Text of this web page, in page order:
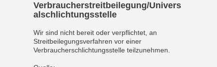
Verbraucherstreitbeilegung/Univers
alschlichtungsstelle
Wir sind nicht bereit oder verpflichtet, an
Streitbeilegungsverfahren vor einer
Verbraucherschlichtungsstelle teilzunehmen.